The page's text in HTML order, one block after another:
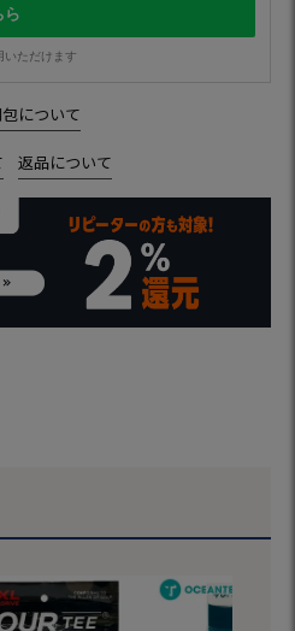
ら
ただけます
について
返品について